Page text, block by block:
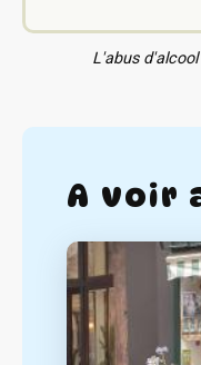
L'abus
A voir